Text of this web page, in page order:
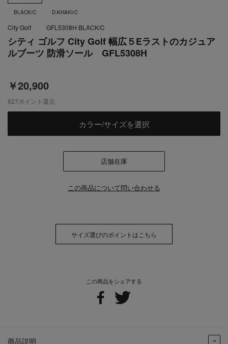
BLACK/C D-KHAKI/C
シティ ゴルフ City Golf 幅広５Eラストのカジュア
ルブーツ 防滑ソール GFL5308H
￥20,900
この商品をシェアする
商品説明
City Golf GFL5308H BLACK/C
627ポイント還元
カラー/サイズを選択
店舗在庫
この商品について問い合わせる
サイズ選びのポイントはこちら